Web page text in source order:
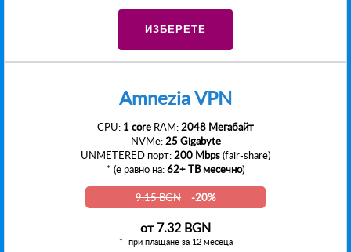
ИЗБЕРЕТЕ
Amnezia VPN
CPU: 1 core RAM:2048 Мегабайт
NVMe:25 Gigabyte
UNMETERED порт:200 Mbps(fair-share)
* (е равно на:62+ TB месечно)
9.15 BGN
-20%
от7.32 BGN
при плащане за 12 месеца